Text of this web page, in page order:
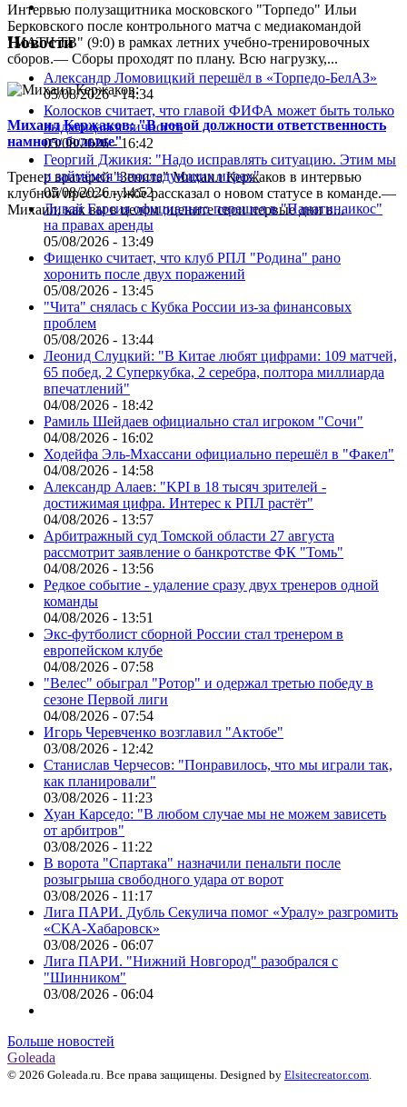
Интервью полузащитника московского "Торпедо" Ильи
Берковского после контрольного матча с медиакомандой
"МАТЧ ТВ" (9:0) в рамках летних учебно-тренировочных
сборов.— Сборы проходят по плану. Всю нагрузку,...
Михаил Кержаков: "В новой должности ответственность
намного больше"
Тренер вратарей "Зенита" Михаил Кержаков в интервью
клубной пресс-службе рассказал о новом статусе в команде.—
Михаил, как вы в целом оцените свои первые дни в...
Новости
Александр Ломовицкий перешёл в «Торпедо-БелАЗ»
05/08/2026 - 14:34
Колосков считает, что главой ФИФА может быть только
выдающаяся личность
05/08/2026 - 16:42
Георгий Джикия: "Надо исправлять ситуацию. Этим мы
и займёмся в последующих играх"
05/08/2026 - 14:52
Ливай Гарсия официально перешел в "Панатинаикос"
на правах аренды
05/08/2026 - 13:49
Фищенко считает, что клуб РПЛ "Родина" рано
хоронить после двух поражений
05/08/2026 - 13:45
"Чита" снялась с Кубка России из-за финансовых
проблем
05/08/2026 - 13:44
Леонид Слуцкий: "В Китае любят цифрами: 109 матчей,
65 побед, 2 Суперкубка, 2 серебра, полтора миллиарда
впечатлений"
04/08/2026 - 18:42
Рамиль Шейдаев официально стал игроком "Сочи"
04/08/2026 - 16:02
Ходейфа Эль-Мхассани официально перешёл в "Факел"
04/08/2026 - 14:58
Александр Алаев: "KPI в 18 тысяч зрителей -
достижимая цифра. Интерес к РПЛ растёт"
04/08/2026 - 13:57
Арбитражный суд Томской области 27 августа
рассмотрит заявление о банкротстве ФК "Томь"
04/08/2026 - 13:56
Редкое событие - удаление сразу двух тренеров одной
команды
04/08/2026 - 13:51
Экс-футболист сборной России стал тренером в
европейском клубе
04/08/2026 - 07:58
"Велес" обыграл "Ротор" и одержал третью победу в
сезоне Первой лиги
04/08/2026 - 07:54
Игорь Черевченко возглавил "Актобе"
03/08/2026 - 12:42
Станислав Черчесов: "Понравилось, что мы играли так,
как планировали"
03/08/2026 - 11:23
Хуан Карседо: "В любом случае мы не можем зависеть
от арбитров"
03/08/2026 - 11:22
В ворота "Спартака" назначили пенальти после
розыгрыша свободного удара от ворот
03/08/2026 - 11:17
Лига ПАРИ. Дубль Секулича помог «Уралу» разгромить
«СКА-Хабаровск»
03/08/2026 - 06:07
Лига ПАРИ. "Нижний Новгород" разобрался с
"Шинником"
03/08/2026 - 06:04
Больше новостей
Goleada
© 2026 Goleada.ru. Все права защищены. Designed by Elsitecreator.com